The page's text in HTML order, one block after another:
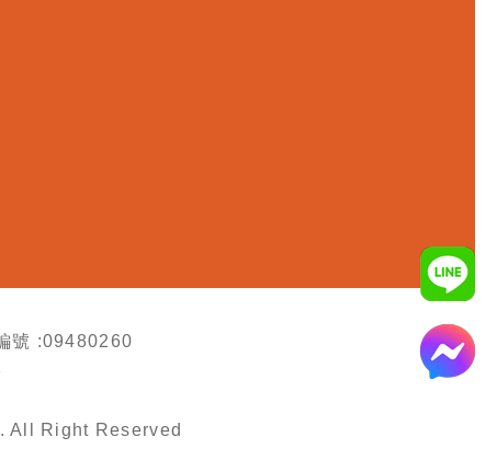
號 :09480260
All Right Reserved